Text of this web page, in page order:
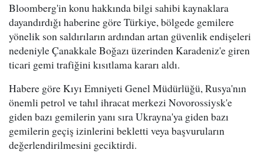
Bloomberg'in konu hakkında bilgi sahibi kaynaklara
dayandırdığı haberine göre Türkiye, bölgede gemilere
yönelik son saldırıların ardından artan güvenlik endişeleri
nedeniyle Çanakkale Boğazı üzerinden Karadeniz'e giren
ticari gemi trafiğini kısıtlama kararı aldı.
Habere göre Kıyı Emniyeti Genel Müdürlüğü, Rusya'nın
önemli petrol ve tahıl ihracat merkezi Novorossiysk'e
giden bazı gemilerin yanı sıra Ukrayna'ya giden bazı
gemilerin geçiş izinlerini bekletti veya başvuruların
değerlendirilmesini geciktirdi.